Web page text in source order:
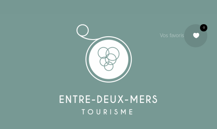
Vos favoris
0